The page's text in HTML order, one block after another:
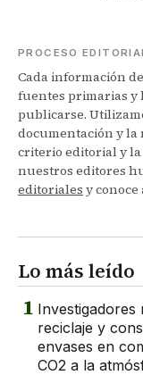
PROCESO
Cada información
fuentes primarias y
publicarse.
documentación y la
criterio editorial y
nuestros editores
editoriales y
Lo más leído
1
reciclaje y
envases en
CO2 a la